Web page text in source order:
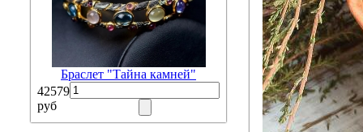
Браслет "Тайна камней"
42579
руб